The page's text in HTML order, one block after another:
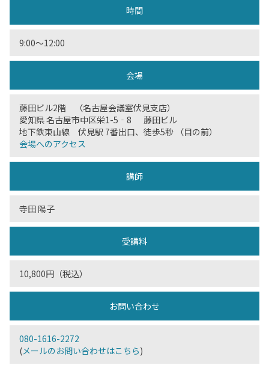
時間
9:00〜12:00
会場
藤田ビル2階 （名古屋会議室伏見支店）
愛知県 名古屋市中区栄1-5‐8 藤田ビル
地下鉄東山線 伏見駅 7番出口、徒歩5秒 （目の前）
会場へのアクセス
講師
寺田 陽子
受講料
10,800円（税込）
お問い合わせ
080-1616-2272
(メールのお問い合わせはこちら)